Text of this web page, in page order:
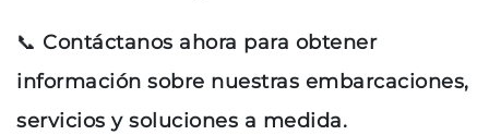
📞 Contáctanos ahora para obtener
información sobre nuestras embarcaciones,
servicios y soluciones a medida.